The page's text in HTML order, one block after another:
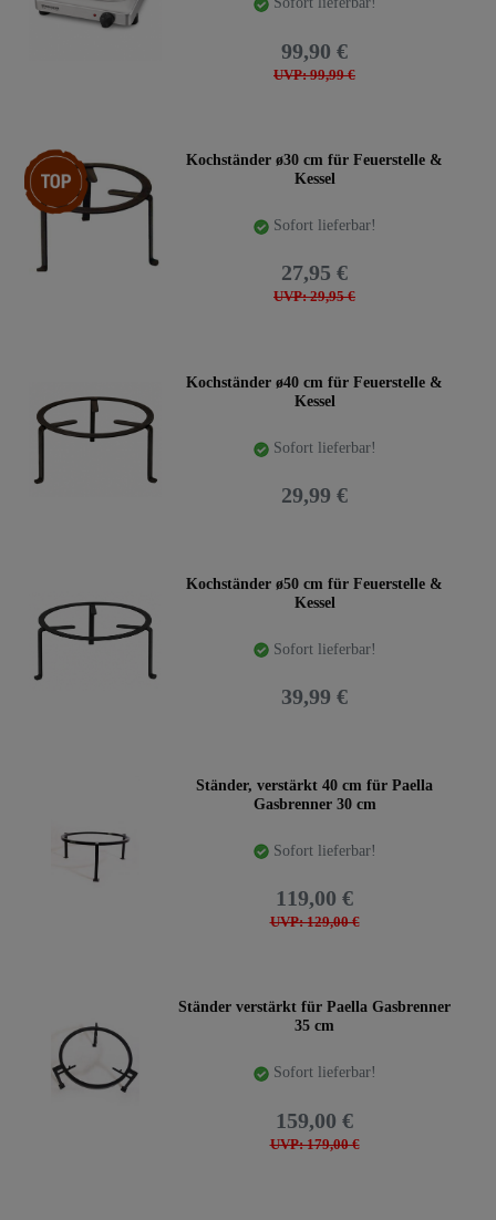
UVP: 99,99 €
99,90 €
Top-Artikel
Kochständer ø30 cm für Feuerstelle &
Kessel
Sofort lieferbar!
UVP: 29,95 €
27,95 €
Kochständer ø40 cm für Feuerstelle &
Kessel
Sofort lieferbar!
29,99 €
Kochständer ø50 cm für Feuerstelle &
Kessel
Sofort lieferbar!
39,99 €
Ständer, verstärkt 40 cm für Paella
Gasbrenner 30 cm
Sofort lieferbar!
UVP: 129,00 €
119,00 €
Ständer verstärkt für Paella Gasbrenner
35 cm
Sofort lieferbar!
UVP: 179,00 €
159,00 €